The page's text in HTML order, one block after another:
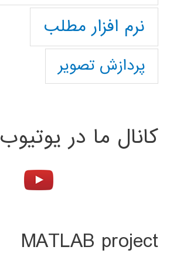
نرم افزار مطلب
پردازش تصویر
کانال ما در یوتیوب
MATLAB project